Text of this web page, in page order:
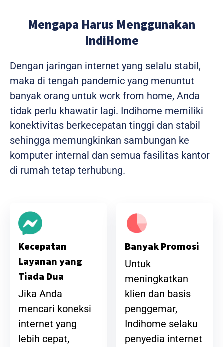
Mengapa Harus Menggunakan
IndiHome
Dengan jaringan internet yang selalu stabil,
maka di tengah pandemic yang menuntut
banyak orang untuk work from home, Anda
tidak perlu khawatir lagi. Indihome memiliki
konektivitas berkecepatan tinggi dan stabil
sehingga memungkinkan sambungan ke
komputer internal dan semua fasilitas kantor
di rumah tetap terhubung.
Kecepatan
Layanan yang
Tiada Dua
Jika Anda
mencari koneksi
internet yang
lebih cepat,
Banyak Promosi
Untuk
meningkatkan
klien dan basis
penggemar,
Indihome selaku
penyedia internet